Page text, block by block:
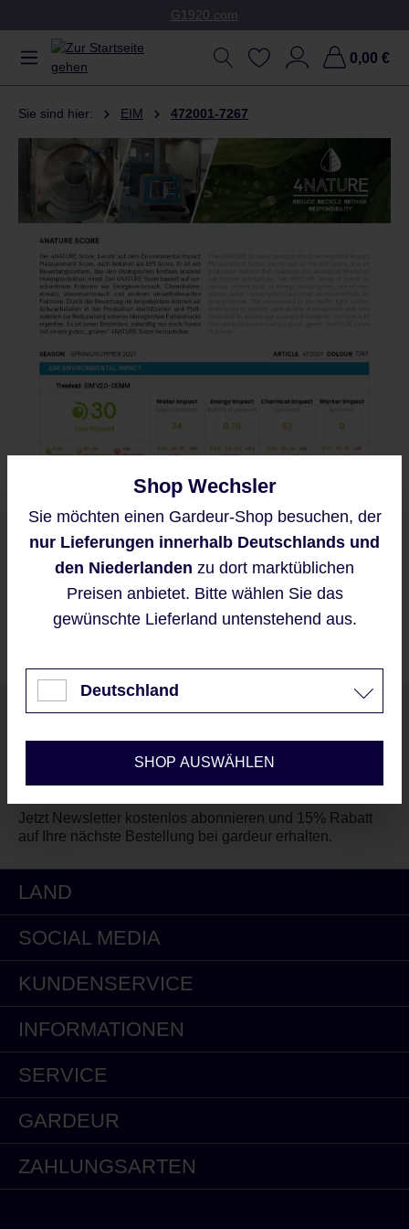
G1920.com
0,00 €
Sie sind hier: EIM 472001-7267
Unser Newsletter
Jetzt Newsletter kostenlos abonnieren und 15% Rabatt
auf Ihre nächste Bestellung bei gardeur erhalten.
LAND
SOCIAL MEDIA
KUNDENSERVICE
INFORMATIONEN
SERVICE
GARDEUR
ZAHLUNGSARTEN
Shop Wechsler
Sie möchten einen Gardeur-Shop besuchen, der
nur Lieferungen innerhalb Deutschlands und
den Niederlanden zu dort marktüblichen
Preisen anbietet. Bitte wählen Sie das
gewünschte Lieferland untenstehend aus.
Deutschland
SHOP AUSWÄHLEN
Diese Website verwendet Cookies,
um eine bestmögliche Erfahrung
bieten zu können.
Konfigurieren